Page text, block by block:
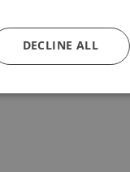
DECLINE ALL